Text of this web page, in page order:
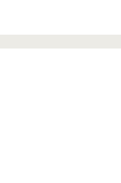
Gründen an der BTU